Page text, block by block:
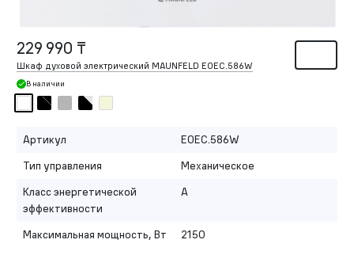
229 990 ₸
Шкаф духовой электрический MAUNFELD EOEС.586W
В наличии
Артикул
EOEC.586W
Тип управления
Механическое
Класс энергетической
эффективности
A
Максимальная мощность, Вт 2150